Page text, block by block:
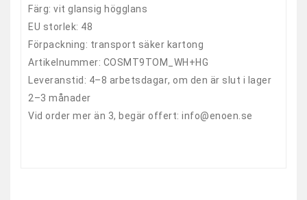
Färg: vit glansig högglans
EU storlek: 48
Förpackning: transport säker kartong
Artikelnummer: COSMT9TOM_WH+HG
Leveranstid: 4–8 arbetsdagar, om den är slut i lager
2–3 månader
Vid order mer än 3, begär offert: info@enoen.se